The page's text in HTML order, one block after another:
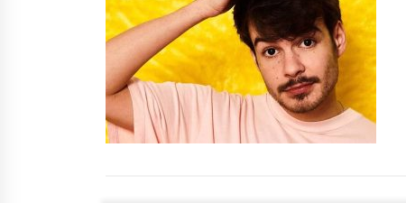
protagonista
2026/07/16
POTTO: San Pedro jaietako bertso-
saioa
2026/07/09